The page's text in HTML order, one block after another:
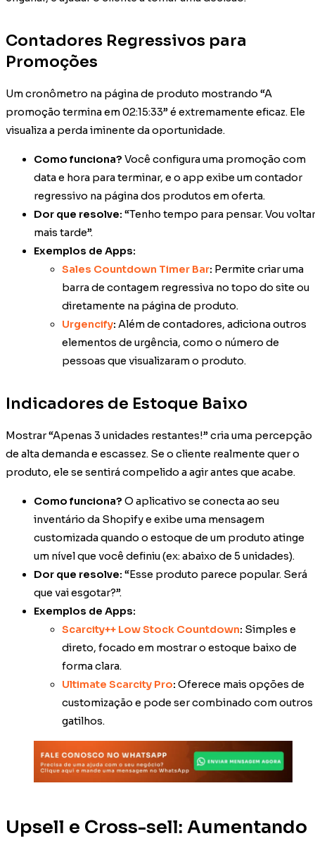
Contadores Regressivos para
Promoções
Um cronômetro na página de produto mostrando “A
promoção termina em 02:15:33” é extremamente eficaz. Ele
visualiza a perda iminente da oportunidade.
Como funciona? Você configura uma promoção com
data e hora para terminar, e o app exibe um contador
regressivo na página dos produtos em oferta.
Dor que resolve: “Tenho tempo para pensar. Vou voltar
mais tarde”.
Exemplos de Apps:
Sales Countdown Timer Bar: Permite criar uma
barra de contagem regressiva no topo do site ou
diretamente na página de produto.
Urgencify: Além de contadores, adiciona outros
elementos de urgência, como o número de
pessoas que visualizaram o produto.
Indicadores de Estoque Baixo
Mostrar “Apenas 3 unidades restantes!” cria uma percepção
de alta demanda e escassez. Se o cliente realmente quer o
produto, ele se sentirá compelido a agir antes que acabe.
Como funciona? O aplicativo se conecta ao seu
inventário da Shopify e exibe uma mensagem
customizada quando o estoque de um produto atinge
um nível que você definiu (ex: abaixo de 5 unidades).
Dor que resolve: “Esse produto parece popular. Será
que vai esgotar?”.
Exemplos de Apps:
Scarcity++ Low Stock Countdown: Simples e
direto, focado em mostrar o estoque baixo de
forma clara.
Ultimate Scarcity Pro: Oferece mais opções de
customização e pode ser combinado com outros
gatilhos.
Upsell e Cross-sell: Aumentando